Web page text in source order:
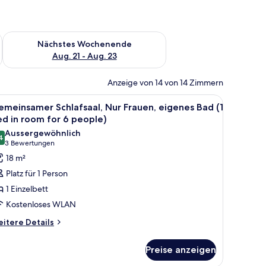
Aug. 14 - Aug. 16.
Nächstes Wochenende
Aug. 21 - Aug. 23
Überprüfe die Verfügbarkeit für nächstes Wochenende, Aug.
Anzeige von 14 von 14 Zimmern
B, C und D beschriftet sind, Holzboden und einem kleinen Hocker in der
Ein Zimmer mit Etagenbett, Schreibtisch
6
Schlafsaal, Nur Frauen, eigenes Bad (1
in room for 6 people)
von 10
Aussergewöhnlich
3 Bewertungen
(3
Bewertungen)
18 m²
Platz für 1 Person
1 Einzelbett
Kostenloses WLAN
Details
Preise anzeigen